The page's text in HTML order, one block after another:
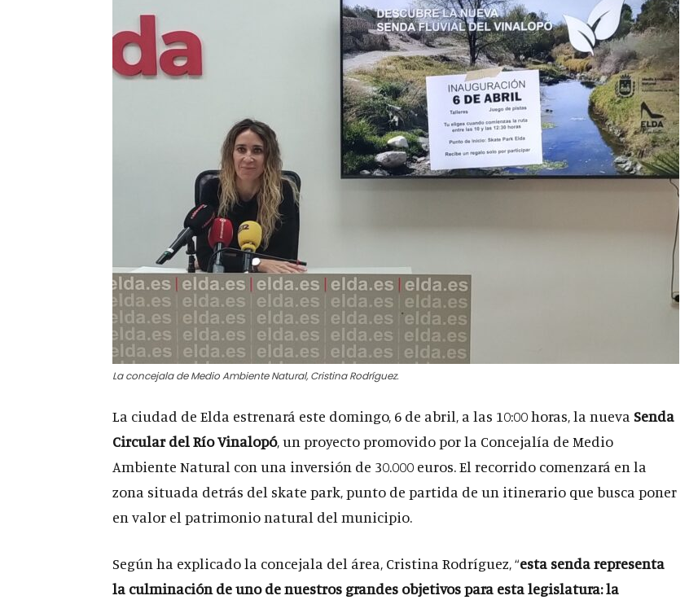
La concejala de Medio Ambiente Natural, Cristina Rodríguez.
La ciudad de Elda estrenará este domingo, 6 de abril, a las 10:00 horas, la nueva Senda
Circular del Río Vinalopó, un proyecto promovido por la Concejalía de Medio
Ambiente Natural con una inversión de 30.000 euros. El recorrido comenzará en la
zona situada detrás del skate park, punto de partida de un itinerario que busca poner
en valor el patrimonio natural del municipio.
Según ha explicado la concejala del área, Cristina Rodríguez, “esta senda representa
la culminación de uno de nuestros grandes objetivos para esta legislatura: la